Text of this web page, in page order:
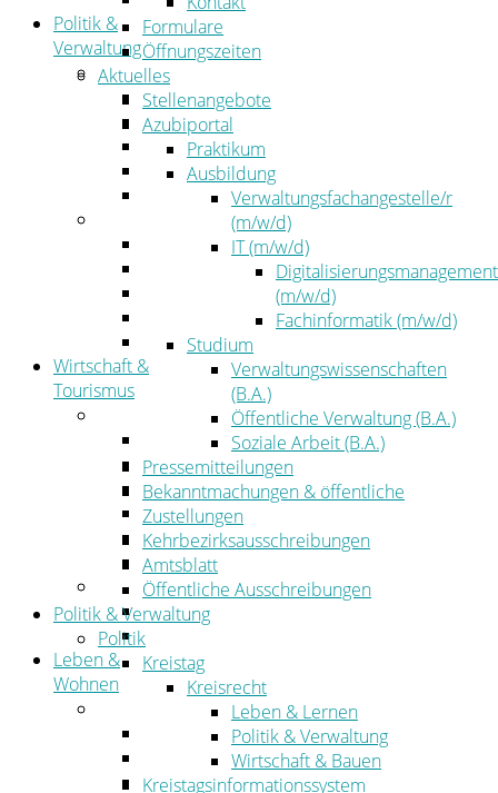
Politik &
Verwaltung
Politik
Kreistag
Kreistagsinformationssystem
Bürgerinformationssystem
Wahlen
Der Landrat
Kommunalaufsicht
Zahlen, Daten, Fakten
Wirtschaft &
Tourismus
Wirtschaftsförderung
Gewerbeflächen und Unternehmen
Arbeitgeberservice
Mobilfunk & Breitband
Straßen- und Radwegebau
Landwirtschaft
Tourismus
Freizeit und Urlaub im Landkreis
Veranstaltungen
Leben &
Wohnen
Migration
Schulen, Bildung, Sport und Kultur
Soziales
Formulare
Öffnungszeiten
Aktuelles
Stellenangebote
Azubiportal
Praktikum
Ausbildung
Verwaltungsfachangestelle/r
(m/w/d)
IT (m/w/d)
Digitalisierungsmanagement
(m/w/d)
Fachinformatik (m/w/d)
Studium
Verwaltungswissenschaften
(B.A.)
Öffentliche Verwaltung (B.A.)
Soziale Arbeit (B.A.)
Pressemitteilungen
Bekanntmachungen & öffentliche
Zustellungen
Kehrbezirksausschreibungen
Amtsblatt
Öffentliche Ausschreibungen
Politik & Verwaltung
Politik
Kreistag
Kreisrecht
Leben & Lernen
Politik & Verwaltung
Wirtschaft & Bauen
Kreistagsinformationssystem